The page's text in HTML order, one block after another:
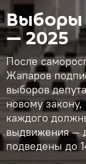
Выборы
— 2025
После
Жапаров
выборов
новому
каждого
выдвижения —
подведены до